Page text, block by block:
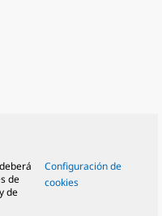
de
de
Configuración de
cookies